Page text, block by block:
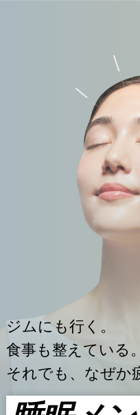
ジムにも行く。
食事も整えている
それでも、なぜか